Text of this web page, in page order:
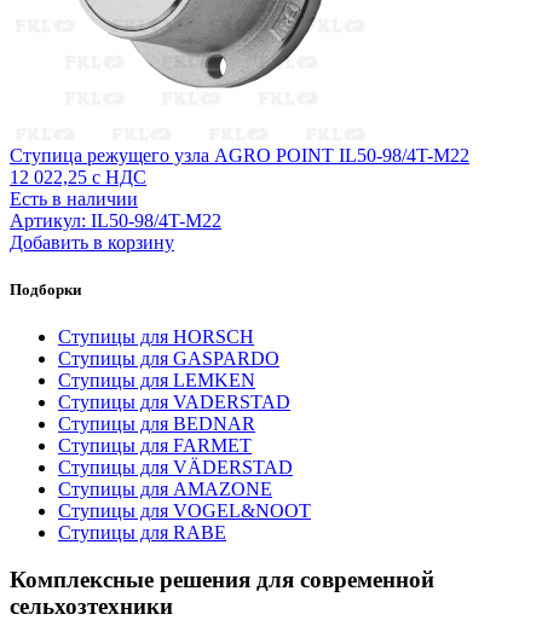
Ступица режущего узла AGRO POINT IL50-98/4T-M22
12 022,25 с НДС
Есть в наличии
Артикул: IL50-98/4T-M22
Добавить в корзину
Подборки
Ступицы для HORSCH
Ступицы для GASPARDO
Ступицы для LEMKEN
Ступицы для VADERSTAD
Ступицы для BEDNAR
Ступицы для FARMET
Ступицы для VÄDERSTAD
Ступицы для AMAZONE
Ступицы для VOGEL&NOOT
Ступицы для RABE
Комплексные решения для современной
сельхозтехники